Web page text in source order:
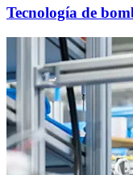
Tecnología de